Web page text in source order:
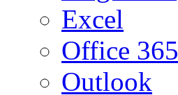
Excel
Office 365
Outlook